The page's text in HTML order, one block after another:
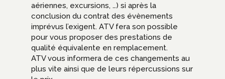
aériennes, excursions, …) si après la
conclusion du contrat des évènements
imprévus l’exigent. ATV fera son possible
pour vous proposer des prestations de
qualité équivalente en remplacement.
ATV vous informera de ces changements au
plus vite ainsi que de leurs répercussions sur